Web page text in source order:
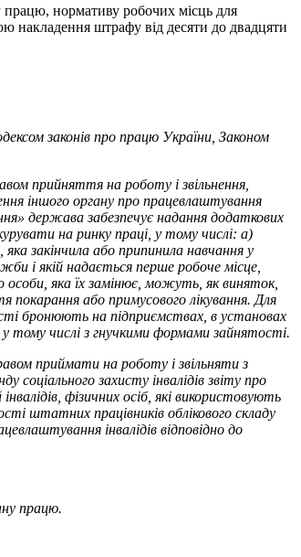
нормативу робочих місць для
накладення штрафу від десяти до двадцяти
законів про працю України, Законом
прийняття на роботу і звільнення,
іншого органу про працевлаштування
держава забезпечує надання додаткових
на ринку праці, у тому числі: а)
закінчила або припинила навчання у
і якій надається перше робоче місце,
особи, яка їх замінює, можуть, як виняток,
покарання або примусового лікування. Для
бронюють на підприємствах, в установах
у тому числі з гнучкими формами зайнятості.
приймати на роботу і звільняти з
захисту інвалідів звіту про
фізичних осіб, які використовують
штатних працівників облікового складу
інвалідів відповідно до
працю.